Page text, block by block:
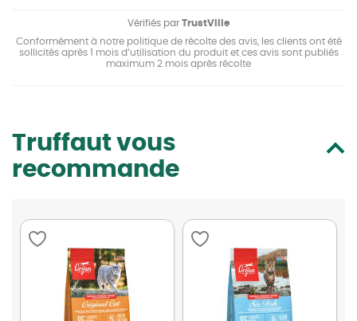
Vérifiés par TrustVille
Conformément à notre politique de récolte des avis, les clients ont été
sollicités après 1 mois d’utilisation du produit et ces avis sont publiés
maximum 2 mois après récolte
Truffaut vous
recommande